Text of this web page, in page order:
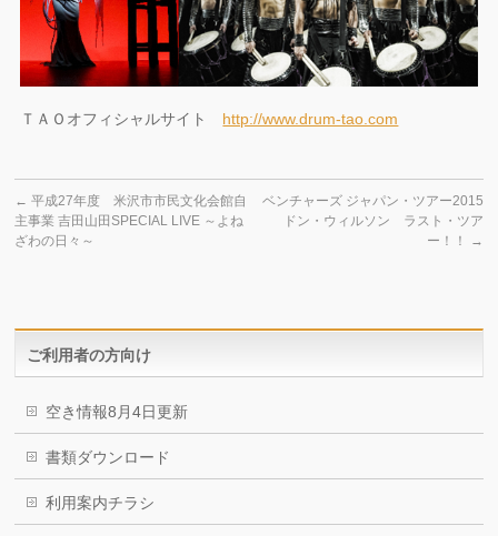
ＴＡＯオフィシャルサイト http://www.drum-tao.com
← 平成27年度 米沢市市民文化会館自
主事業 吉田山田SPECIAL LIVE ～よね
ざわの日々～
ベンチャーズ ジャパン・ツアー2015
ドン・ウィルソン ラスト・ツア
ー！！
→
ご利用者の方向け
空き情報8月4日更新
書類ダウンロード
利用案内チラシ